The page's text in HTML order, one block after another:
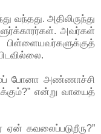
வந்தது. அதிலிருந்து
அவர்கள்
போனா அண்ணாச்சி
என்று வாயைத்
கவலைப்படுறீரு?”